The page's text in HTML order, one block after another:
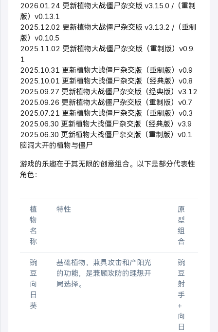
2026.01.24 更新植物大战僵尸杂交版 v3.15.0 /（重制
版）v0.13.1
2025.12.02 更新植物大战僵尸杂交版 v3.13.2 /（重制
版）v0.10.5
2025.11.02 更新植物大战僵尸杂交版（重制版）v0.9.
1
2025.10.31 更新植物大战僵尸杂交版（重制版）v0.9
2025.10.01 更新植物大战僵尸杂交版（经典版）v0.8
2025.09.27 更新植物大战僵尸杂交版（经典版）v3.12
2025.09.26 更新植物大战僵尸杂交版（重制版）v0.7
2025.07.21 更新植物大战僵尸杂交版（重制版）v0.3
2025.06.30 更新植物大战僵尸杂交版（经典版）v3.9
2025.06.30 更新植物大战僵尸杂交版（重制版）v0.1
脑洞大开的植物与僵尸
游戏的乐趣在于其无限的创意组合。以下是部分代表性
角色：
植
物
名
称
特性
原
型
组
合
豌
豆
向
日
葵
基础植物，兼具攻击和产阳光
的功能，是兼顾攻防的理想开
局选择。
豌
豆
射
手
+
向
日